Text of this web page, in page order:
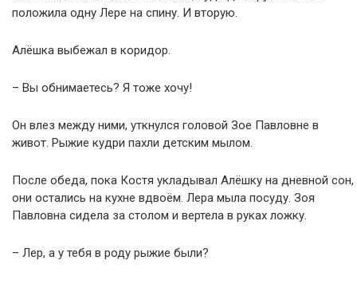
положила одну Лере на спину. И вторую.
Алёшка выбежал в коридор.
– Вы обнимаетесь? Я тоже хочу!
Он влез между ними, уткнулся головой Зое Павловне в
живот. Рыжие кудри пахли детским мылом.
После обеда, пока Костя укладывал Алёшку на дневной сон,
они остались на кухне вдвоём. Лера мыла посуду. Зоя
Павловна сидела за столом и вертела в руках ложку.
– Лер, а у тебя в роду рыжие были?